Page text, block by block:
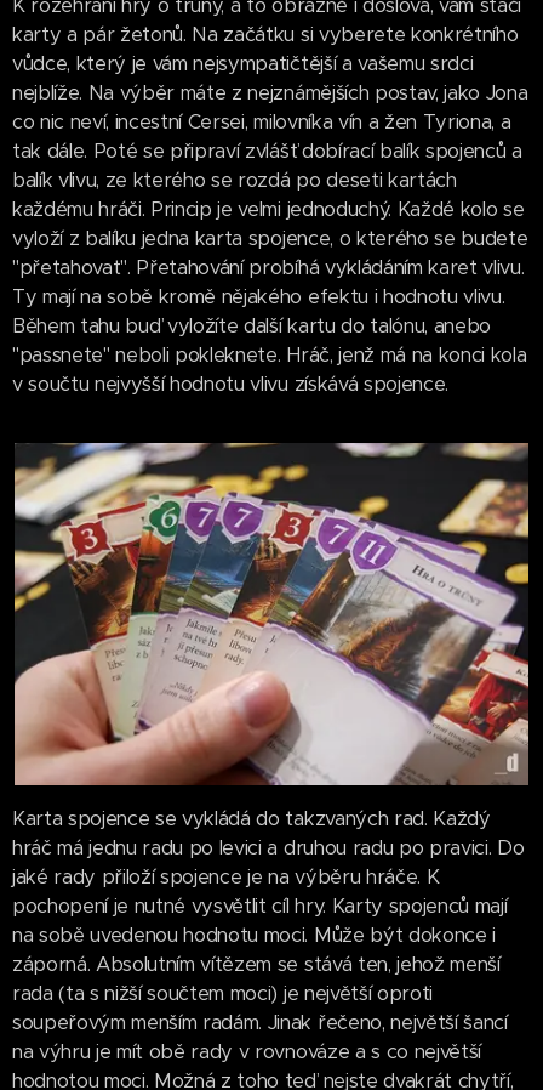
K rozehrání hry o trůny, a to obrazně i doslova, vám stačí
karty a pár žetonů. Na začátku si vyberete konkrétního
vůdce, který je vám nejsympatičtější a vašemu srdci
nejblíže. Na výběr máte z nejznámějších postav, jako Jona
co nic neví, incestní Cersei, milovníka vín a žen Tyriona, a
tak dále. Poté se připraví zvlášť dobírací balík spojenců a
balík vlivu, ze kterého se rozdá po deseti kartách
každému hráči. Princip je velmi jednoduchý. Každé kolo se
vyloží z balíku jedna karta spojence, o kterého se budete
"přetahovat". Přetahování probíhá vykládáním karet vlivu.
Ty mají na sobě kromě nějakého efektu i hodnotu vlivu.
Během tahu buď vyložíte další kartu do talónu, anebo
"passnete" neboli pokleknete. Hráč, jenž má na konci kola
v součtu nejvyšší hodnotu vlivu získává spojence.
Karta spojence se vykládá do takzvaných rad. Každý
hráč má jednu radu po levici a druhou radu po pravici. Do
jaké rady přiloží spojence je na výběru hráče. K
pochopení je nutné vysvětlit cíl hry. Karty spojenců mají
na sobě uvedenou hodnotu moci. Může být dokonce i
záporná. Absolutním vítězem se stává ten, jehož menší
rada (ta s nižší součtem moci) je největší oproti
soupeřovým menším radám. Jinak řečeno, největší šancí
na výhru je mít obě rady v rovnováze a s co největší
hodnotou moci. Možná z toho teď nejste dvakrát chytří,